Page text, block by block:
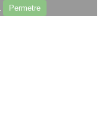
Permetre